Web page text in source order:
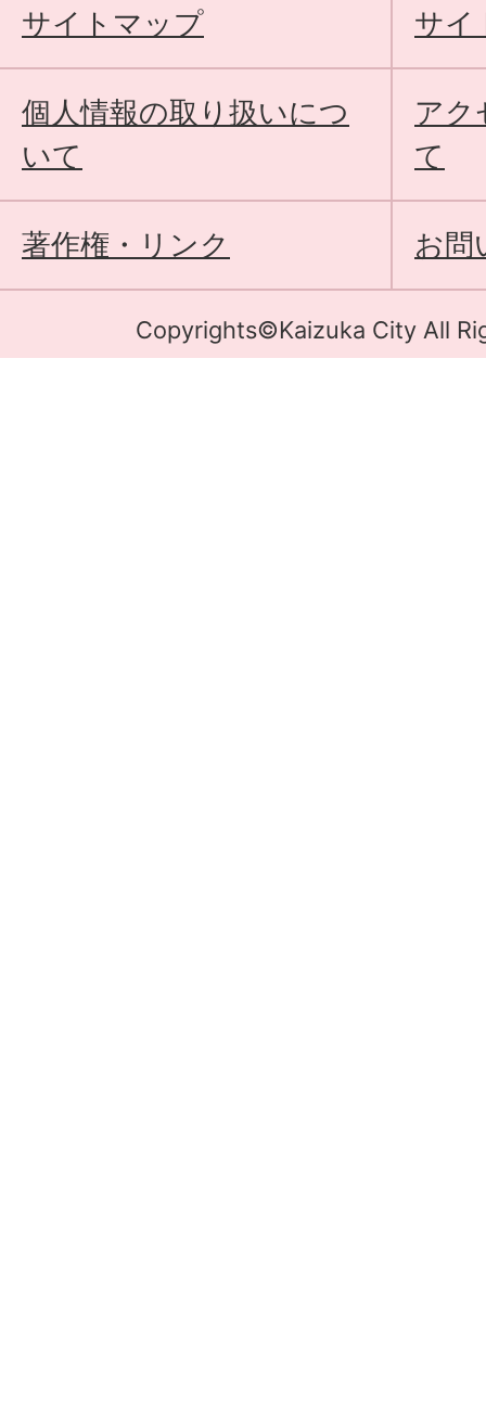
サイトマップ サイ
個人情報の取り扱いにつ
いて
アク
て
著作権・リンク お問
Copyrights©Kaizuka City All